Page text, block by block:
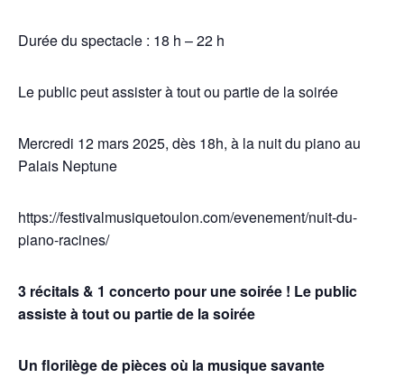
Durée du spectacle : 18 h – 22 h
Le public peut assister à tout ou partie de la soirée
Mercredi 12 mars 2025, dès 18h, à la nuit du piano au
Palais Neptune
https://festivalmusiquetoulon.com/evenement/nuit-du-
piano-racines/
3 récitals & 1 concerto pour une soirée ! Le public
assiste à tout ou partie de la soirée
Un florilège de pièces où la musique savante